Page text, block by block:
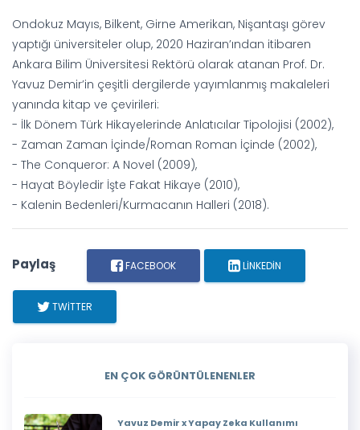
Ondokuz Mayıs, Bilkent, Girne Amerikan, Nişantaşı görev
yaptığı üniversiteler olup, 2020 Haziran’ından itibaren
Ankara Bilim Üniversitesi Rektörü olarak atanan Prof. Dr.
Yavuz Demir’in çeşitli dergilerde yayımlanmış makaleleri
yanında kitap ve çevirileri:
- İlk Dönem Türk Hikayelerinde Anlatıcılar Tipolojisi (2002),
- Zaman Zaman İçinde/Roman Roman İçinde (2002),
- The Conqueror: A Novel (2009),
- Hayat Böyledir İşte Fakat Hikaye (2010),
- Kalenin Bedenleri/Kurmacanın Halleri (2018).
Paylaş FACEBOOK LINKEDIN
TWITTER
EN ÇOK GÖRÜNTÜLENENLER
Yavuz Demir x Yapay Zeka Kullanımı